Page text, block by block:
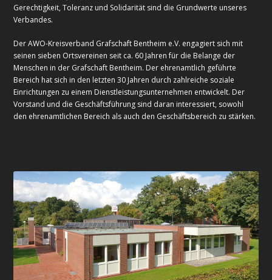
Gerechtigkeit, Toleranz und Solidarität sind die Grundwerte unseres
Verbandes.
Der AWO-Kreisverband Grafschaft Bentheim e.V. engagiert sich mit
seinen sieben Ortsvereinen seit ca. 60 Jahren für die Belange der
Menschen in der Grafschaft Bentheim. Der ehrenamtlich geführte
Bereich hat sich in den letzten 30 Jahren durch zahlreiche soziale
Einrichtungen zu einem Dienstleistungsunternehmen entwickelt. Der
Vorstand und die Geschäftsführung sind daran interessiert, sowohl
den ehrenamtlichen Bereich als auch den Geschäftsbereich zu stärken.